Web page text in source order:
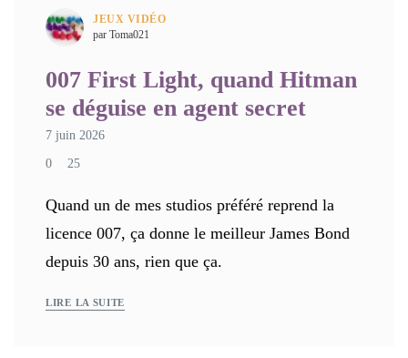
JEUX VIDÉO
par Toma021
007 First Light, quand Hitman
se déguise en agent secret
7 juin 2026
0 25
Quand un de mes studios préféré reprend la
licence 007, ça donne le meilleur James Bond
depuis 30 ans, rien que ça.
LIRE LA SUITE